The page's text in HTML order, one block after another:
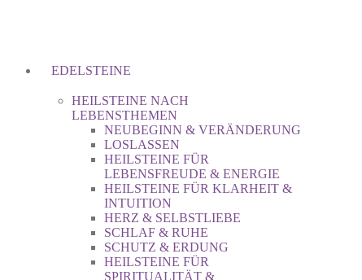
EDELSTEINE
HEILSTEINE NACH
LEBENSTHEMEN
NEUBEGINN & VERÄNDERUNG
LOSLASSEN
HEILSTEINE FÜR
LEBENSFREUDE & ENERGIE
HEILSTEINE FÜR KLARHEIT &
INTUITION
HERZ & SELBSTLIEBE
SCHLAF & RUHE
SCHUTZ & ERDUNG
HEILSTEINE FÜR
SPIRITUALITÄT &